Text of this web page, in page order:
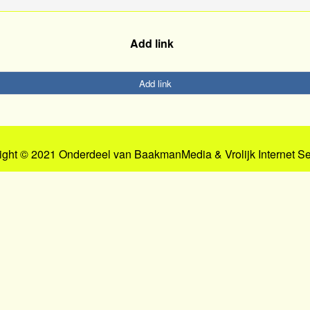
Add link
Add link
© 2021 Onderdeel van BaakmanMedia& Vrolijk Internet